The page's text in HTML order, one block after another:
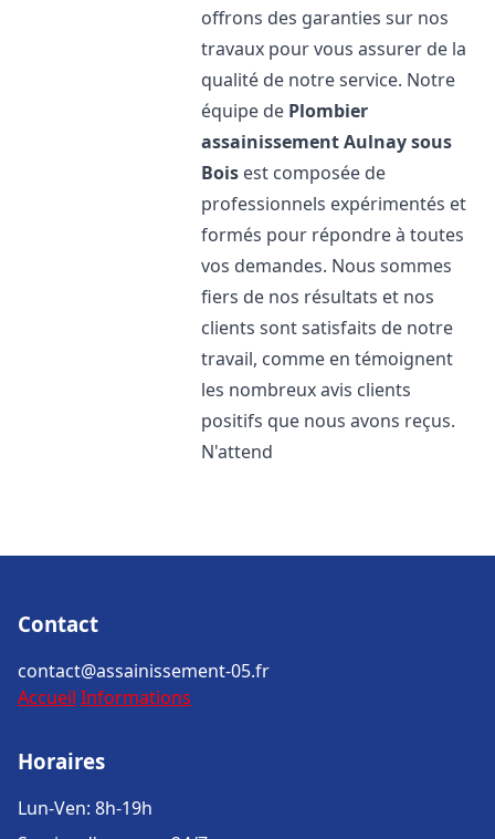
offrons des garanties sur nos
travaux pour vous assurer de la
qualité de notre service. Notre
équipe de Plombier
assainissementAulnay sous
Bois est composée de
professionnels expérimentés et
formés pour répondre à toutes
vos demandes. Nous sommes
fiers de nos résultats et nos
clients sont satisfaits de notre
travail, comme en témoignent
les nombreux avis clients
positifs que nous avons reçus.
N'attend
Contact
contact@assainissement-05.fr
Accueil Informations
Horaires
Lun-Ven: 8h-19h